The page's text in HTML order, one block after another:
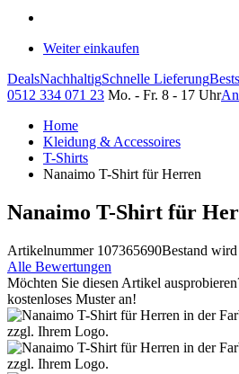
Weiter einkaufen
DealsNachhaltigSchnelle Lieferung
0512 334 071 23 Mo. - Fr. 8 - 17 Uhr
Home
Kleidung & Accessoires
T-Shirts
Nanaimo T-Shirt für Herren
Nanaimo T-Shirt für
Artikelnummer 107365690Bestand
Alle Bewertungen
Möchten Sie diesen Artikel
kostenloses Muster an!